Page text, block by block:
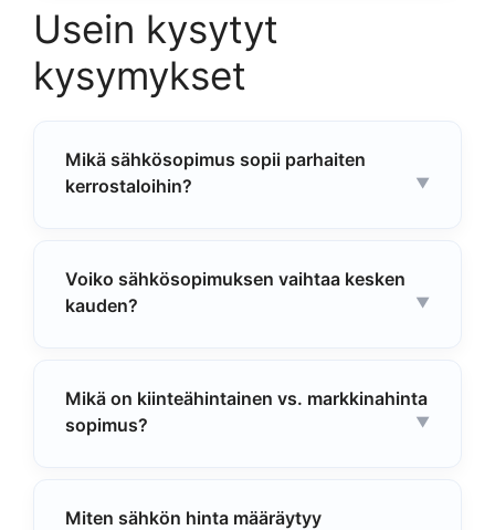
Usein kysytyt
kysymykset
Mikä sähkösopimus sopii parhaiten
kerrostaloihin?
Voiko sähkösopimuksen vaihtaa kesken
kauden?
Mikä on kiinteähintainen vs. markkinahinta
sopimus?
Miten sähkön hinta määräytyy